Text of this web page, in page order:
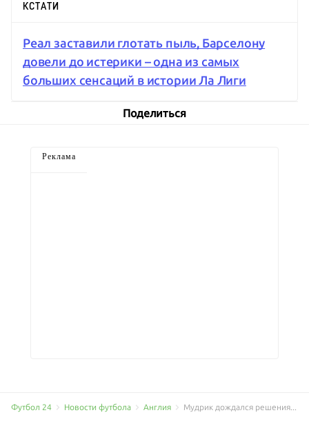
КСТАТИ
Реал заставили глотать пыль, Барселону
довели до истерики – одна из самых
больших сенсаций в истории Ла Лиги
Поделиться
Реклама